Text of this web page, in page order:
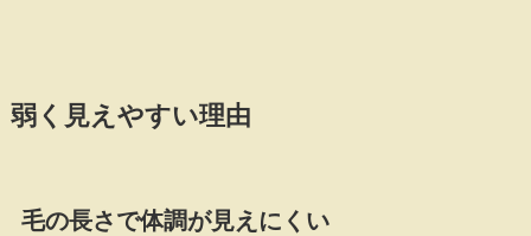
弱く見えやすい理由
毛の長さで体調が見えにくい